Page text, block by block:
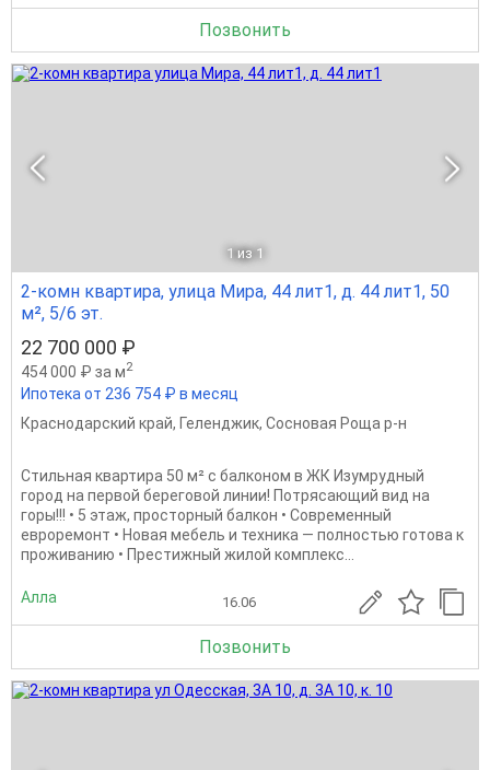
Позвонить
1 из 1
2-комн квартира, улица Мира, 44 лит1, д. 44 лит1, 50
м², 5/6 эт.
22 700 000 ₽
454 000 ₽ за м2
Ипотека от 236 754 ₽ в месяц
Краснодарский край, Геленджик, Сосновая Роща р-н
Стильная квартира 50 м² с балконом в ЖК Изумрудный
город на первой береговой линии! Потрясающий вид на
горы!!! • 5 этаж, просторный балкон • Современный
евроремонт • Новая мебель и техника — полностью готова к
проживанию • Престижный жилой комплекс...
Алла 16.06
Позвонить